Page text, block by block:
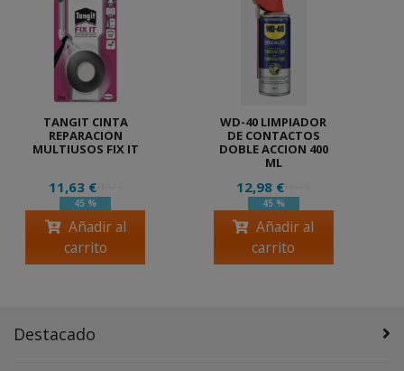
TANGIT CINTA
REPARACION
MULTIUSOS FIX IT
11,63 €21,14 €
45 %
Añadir al
carrito
WD-40 LIMPIADOR
DE CONTACTOS
DOBLE ACCION 400
ML
12,98 €
45 %
Añadir al
carrito
Destacado